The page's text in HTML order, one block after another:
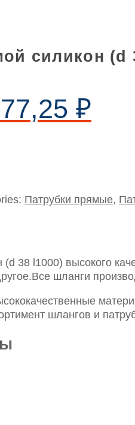
силикон (d
₽
Патрубки прямые,
(d 38 l1000) высокого
шланги
шлангов и